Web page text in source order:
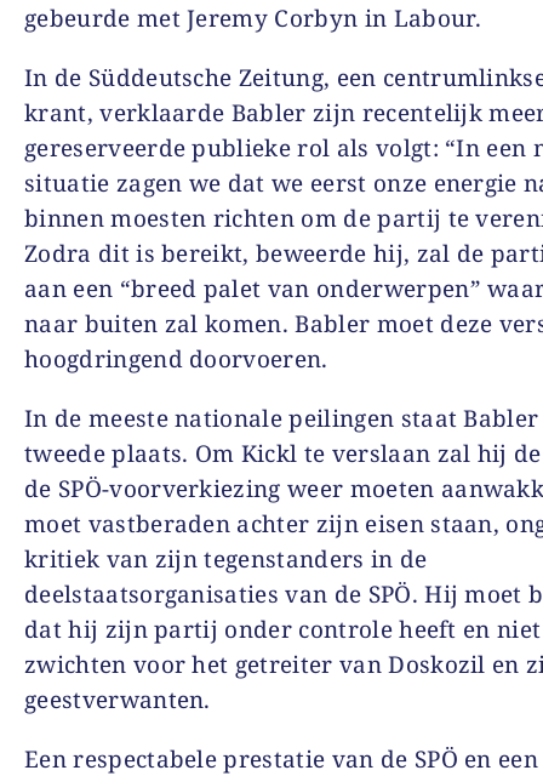
gebeurde met Jeremy Corbyn in Labour.
In de Süddeutsche Zeitung, een
krant, verklaarde Babler zijn recentelijk
gereserveerde publieke rol als volgt: “In een
situatie zagen we dat we eerst onze energie
binnen moesten richten om de partij te
Zodra dit is bereikt, beweerde hij, zal de
aan een “breed palet van onderwerpen”
naar buiten zal komen. Babler moet deze
hoogdringend doorvoeren.
In de meeste nationale peilingen staat
tweede plaats. Om Kickl te verslaan zal hij
de SPÖ-voorverkiezing weer moeten
moet vastberaden achter zijn eisen staan,
kritiek van zijn tegenstanders in de
deelstaatsorganisaties van de SPÖ. Hij moet
dat hij zijn partij onder controle heeft en
zwichten voor het getreiter van Doskozil en
geestverwanten.
Een respectabele prestatie van de SPÖ en